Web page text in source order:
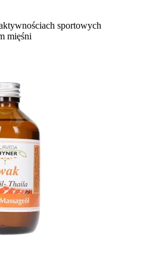
sportowych
mięśni